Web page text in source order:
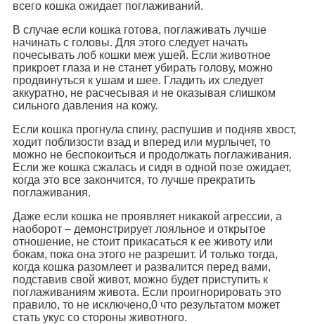
всего кошка ожидает поглаживаний.
В случае если кошка готова, поглаживать лучше
начинать с головы. Для этого следует начать
почесывать лоб кошки меж ушей. Если животное
прикроет глаза и не станет убирать голову, можно
продвинуться к ушам и шее. Гладить их следует
аккуратно, не расчесывая и не оказывая слишком
сильного давления на кожу.
Если кошка прогнула спину, распушив и подняв хвост,
ходит поблизости взад и вперед или мурлычет, то
можно не беспокоиться и продолжать поглаживания.
Если же кошка сжалась и сидя в одной позе ожидает,
когда это все закончится, то лучше прекратить
поглаживания.
Даже если кошка не проявляет никакой агрессии, а
наоборот – демонстрирует лояльное и открытое
отношение, не стоит прикасаться к ее животу или
бокам, пока она этого не разрешит. И только тогда,
когда кошка разомлеет и развалится перед вами,
подставив свой живот, можно будет приступить к
поглаживаниям живота. Если проигнорировать это
правило, то не исключено,0 что результатом может
стать укус со стороны животного.